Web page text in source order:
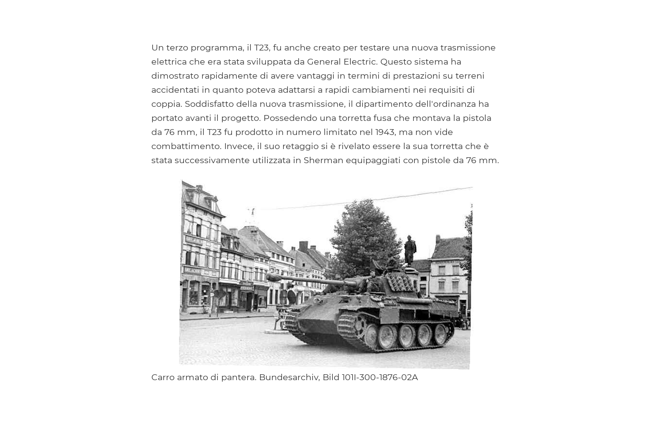
Un terzo programma, il T23, fu anche creato per testare una nuova trasmissione
elettrica che era stata sviluppata da General Electric. Questo sistema ha
dimostrato rapidamente di avere vantaggi in termini di prestazioni su terreni
accidentati in quanto poteva adattarsi a rapidi cambiamenti nei requisiti di
coppia. Soddisfatto della nuova trasmissione, il dipartimento dell'ordinanza ha
portato avanti il ​​progetto. Possedendo una torretta fusa che montava la pistola
da 76 mm, il T23 fu prodotto in numero limitato nel 1943, ma non vide
combattimento. Invece, il suo retaggio si è rivelato essere la sua torretta che è
stata successivamente utilizzata in Sherman equipaggiati con pistole da 76 mm.
Carro armato di pantera. Bundesarchiv, Bild 101I-300-1876-02A